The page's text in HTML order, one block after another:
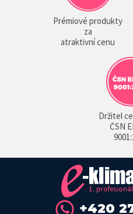
Prémiové produkty
za
atraktivní cenu
Držitel
ČSN
+420